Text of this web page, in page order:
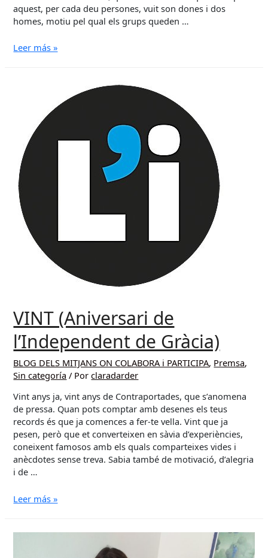
aquest, per cada deu persones, vuit son dones i dos
homes, motiu pel qual els grups queden …
GRATAMENT
Leer más »
VINT (Aniversari de
l’Independent de Gràcia)
BLOG DELS MITJANS ON COLABORA i PARTICIPA, Premsa,
Sin categoría / Porclaradarder
Vint anys ja, vint anys de Contraportades, que s’anomena
de pressa. Quan pots comptar amb desenes els teus
records és que ja comences a fer-te vella. Vint que ja
pesen, però que et converteixen en sàvia d’experiències,
coneixent famosos amb els quals comparteixes vides i
anècdotes sense treva. Sabia també de motivació, d’alegria
i de …
VINT
l’Independent
Leer más »